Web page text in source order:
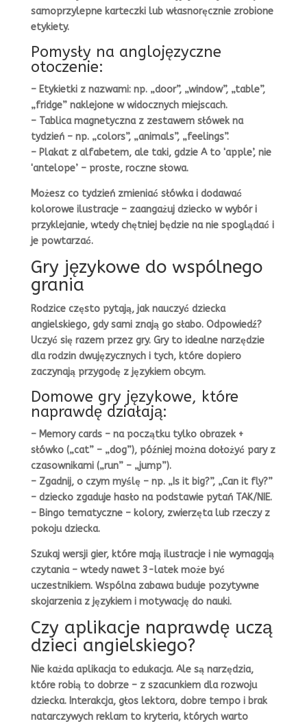
samoprzylepne karteczki lub własnoręcznie zrobione
etykiety.
Pomysły na anglojęzyczne
otoczenie:
– Etykietki z nazwami: np. „door”, „window”, „table”,
„fridge” naklejone w widocznych miejscach.
– Tablica magnetyczna z zestawem słówek na
tydzień – np. „colors”, „animals”, „feelings”.
– Plakat z alfabetem, ale taki, gdzie A to 'apple’, nie
'antelope’ – proste, roczne słowa.
Możesz co tydzień zmieniać słówka i dodawać
kolorowe ilustracje – zaangażuj dziecko w wybór i
przyklejanie, wtedy chętniej będzie na nie spoglądać i
je powtarzać.
Gry językowe do wspólnego
grania
Rodzice często pytają, jak nauczyć dziecka
angielskiego, gdy sami znają go słabo. Odpowiedź?
Uczyć się razem przez gry. Gry to idealne narzędzie
dla rodzin dwujęzycznych i tych, które dopiero
zaczynają przygodę z językiem obcym.
Domowe gry językowe, które
naprawdę działają:
– Memory cards – na początku tylko obrazek +
słówko („cat” – „dog”), później można dołożyć pary z
czasownikami („run” – „jump”).
– Zgadnij, o czym myślę – np. „Is it big?”, „Can it fly?”
– dziecko zgaduje hasło na podstawie pytań TAK/NIE.
– Bingo tematyczne – kolory, zwierzęta lub rzeczy z
pokoju dziecka.
Szukaj wersji gier, które mają ilustracje i nie wymagają
czytania – wtedy nawet 3-latek może być
uczestnikiem. Wspólna zabawa buduje pozytywne
skojarzenia z językiem i motywację do nauki.
Czy aplikacje naprawdę uczą
dzieci angielskiego?
Nie każda aplikacja to edukacja. Ale są narzędzia,
które robią to dobrze – z szacunkiem dla rozwoju
dziecka. Interakcja, głos lektora, dobre tempo i brak
natarczywych reklam to kryteria, których warto